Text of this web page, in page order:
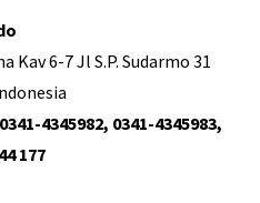
Kav 6-7 Jl S.P. Sudarmo 31
4345982, 0341-4345983,
177